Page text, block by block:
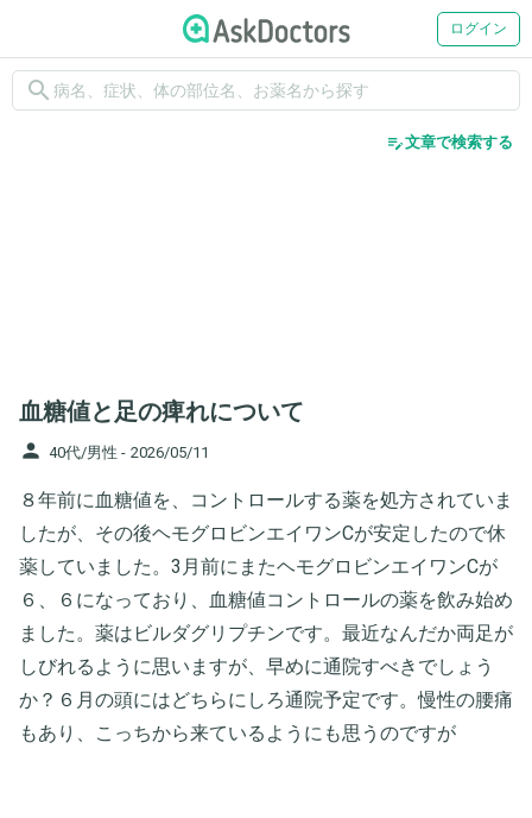
ログイン
search
edit_note文章で検索する
血糖値と足の痺れについて
person 40代/男性 - 2026/05/11
８年前に血糖値を、コントロールする薬を処方されていま
したが、その後ヘモグロビンエイワンCが安定したので休
薬していました。3月前にまたヘモグロビンエイワンCが
６、６になっており、血糖値コントロールの薬を飲み始め
ました。薬はビルダグリプチンです。最近なんだか両足が
しびれるように思いますが、早めに通院すべきでしょう
か？６月の頭にはどちらにしろ通院予定です。慢性の腰痛
もあり、こっちから来ているようにも思うのですが